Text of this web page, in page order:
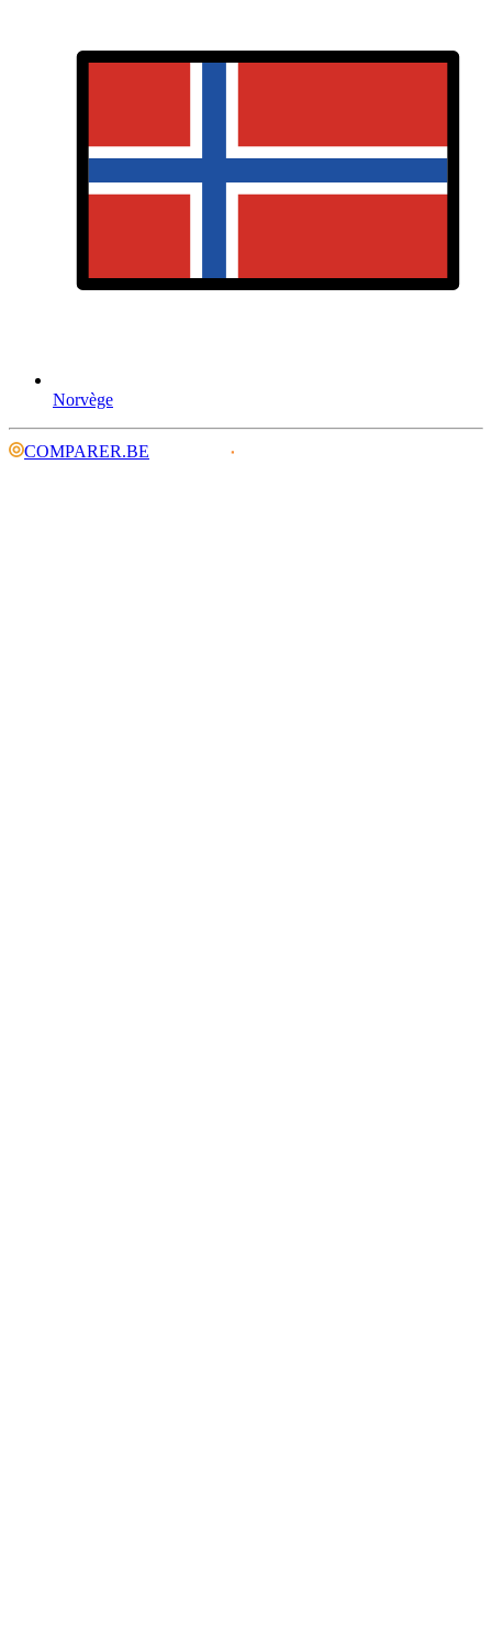
Norvège
COMPARER.BE